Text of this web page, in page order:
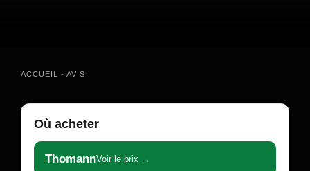
ACCUEIL - AVIS
Où acheter
ThomannVoir le prix →